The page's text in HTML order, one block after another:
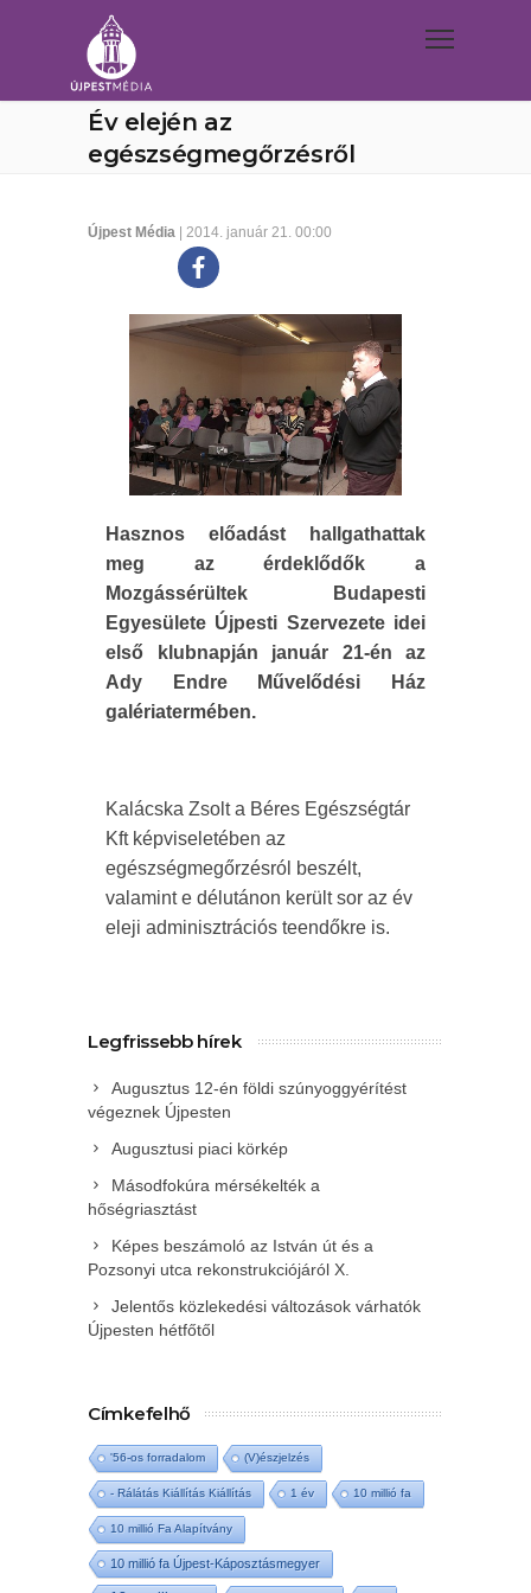
Év elején az
egészségmegőrzésről
Újpest Média | 2014. január 21. 00:00
Hasznos előadást hallgathattak
meg az érdeklődők a
Mozgássérültek Budapesti
Egyesülete Újpesti Szervezete idei
első klubnapján január 21-én az
Ady Endre Művelődési Ház
galériatermében.
Kalácska Zsolt a Béres Egészségtár
Kft képviseletében az
egészségmegőrzésról beszélt,
valamint e délutánon került sor az év
eleji adminisztrációs teendőkre is.
Legfrissebb hírek
Augusztus 12-én földi szúnyoggyérítést
végeznek Újpesten
Augusztusi piaci körkép
Másodfokúra mérsékelték a
hőségriasztást
Képes beszámoló az István út és a
Pozsonyi utca rekonstrukciójáról X.
Jelentős közlekedési változások várhatók
Újpesten hétfőtől
Címkefelhő
'56-os forradalom (V)észjelzés
- Rálátás Kiállítás Kiállítás 1 év 10 millió fa
10 millió Fa Alapítvány
10 millió fa Újpest-Káposztásmegyer